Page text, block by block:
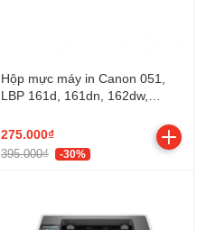
Hộp mực máy in Canon 051,
LBP 161d, 161dn, 162dw,
267dw, 269dw
275.000₫
395.000₫ -30%